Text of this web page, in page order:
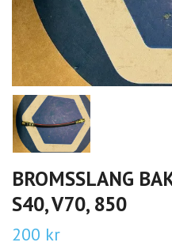
BROMSSLANG
S40, V70, 850
200 kr